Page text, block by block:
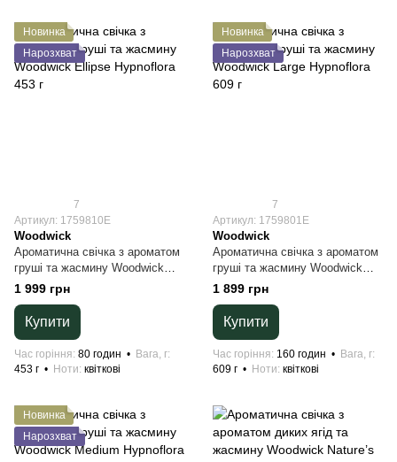
Новинка
Нарозхват
7
Артикул: 1759810E
Woodwick
Ароматична свічка з ароматом
груші та жасмину Woodwick
Ellipse Hypnoflora 453 г
1 999 грн
Купити
Час горіння 80 годин
Вага, г
453 г
Ноти квіткові
Новинка
Нарозхват
7
Артикул: 1759801E
Woodwick
Ароматична свічка з ароматом
груші та жасмину Woodwick
Large Hypnoflora 609 г
1 899 грн
Купити
Час горіння 160 годин
Вага, г
609 г
Ноти квіткові
Новинка
Нарозхват